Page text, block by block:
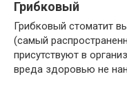
Грибковый
Грибковый стоматит
(самый
присутствуют в
вреда здоровью не